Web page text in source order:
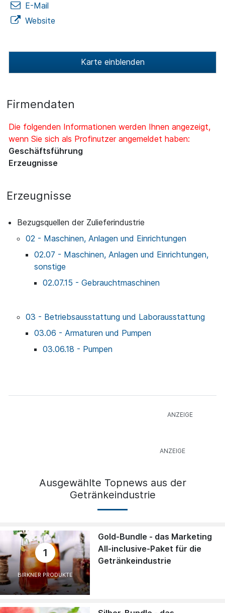
E-Mail
Website
Karte einblenden
Firmendaten
Die folgenden Informationen werden Ihnen angezeigt,
wenn Sie sich als Profinutzer angemeldet haben:
Geschäftsführung
Erzeugnisse
Erzeugnisse
Bezugsquellen der Zulieferindustrie
02 - Maschinen, Anlagen und Einrichtungen
02.07 - Maschinen, Anlagen und Einrichtungen,
sonstige
02.07.15 - Gebrauchtmaschinen
03 - Betriebsausstattung und Laborausstattung
03.06 - Armaturen und Pumpen
03.06.18 - Pumpen
Ausgewählte Topnews aus der
Getränkeindustrie
1
BIRKNER PRODUKTE
Gold-Bundle - das Marketing
All-inclusive-Paket für die
Getränkeindustrie